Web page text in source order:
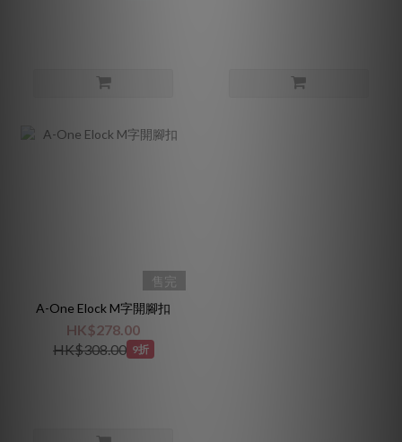
售完
A-One Elock M字開腳扣
HK$278.00
HK$308.00 9折